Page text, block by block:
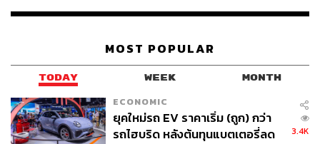
MOST POPULAR
TODAY WEEK MONTH
ECONOMIC
ยุคใหม่รถ EV ราคาเริ่ม (ถูก) กว่า
รถไฮบริด หลังต้นทุนแบตเตอรี่ลด
3.4K